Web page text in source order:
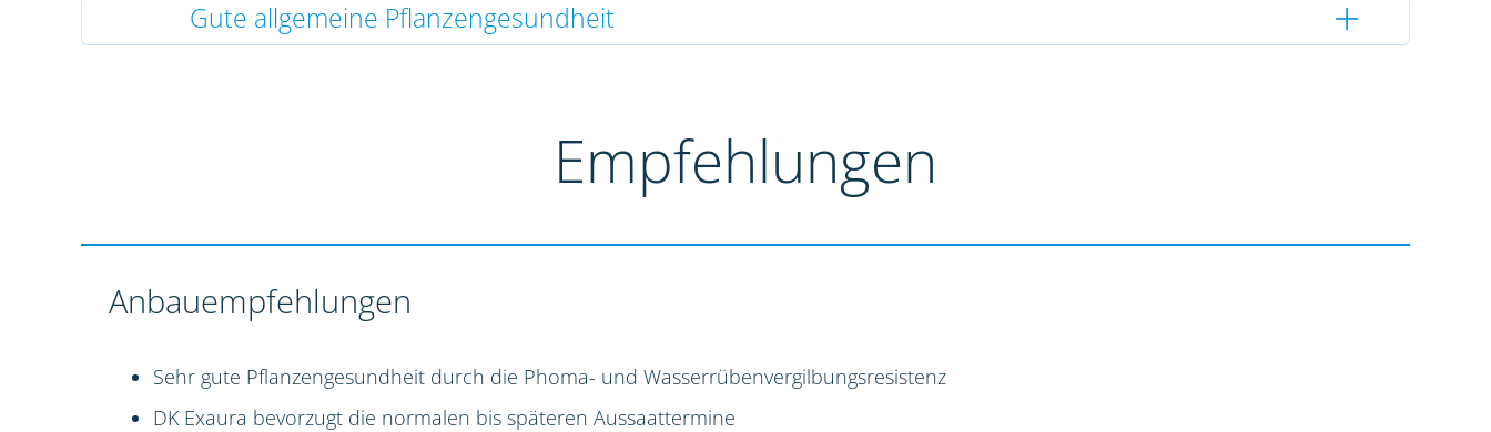
Gute allgemeine Pflanzengesundheit
Empfehlungen
Anbauempfehlungen
Sehr gute Pflanzengesundheit durch die Phoma- und Wasserrübenvergilbungsresistenz
DK Exaura bevorzugt die normalen bis späteren Aussaattermine